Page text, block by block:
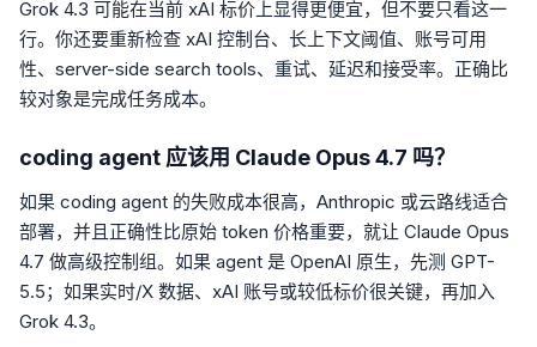
Grok 4.3 可能在当前 xAI 标价上显得更便宜，但不要只看这一
行。你还要重新检查 xAI 控制台、长上下文阈值、账号可用
性、server-side search tools、重试、延迟和接受率。正确比
较对象是完成任务成本。
coding agent 应该用 Claude Opus 4.7 吗？
如果 coding agent 的失败成本很高，Anthropic 或云路线适合
部署，并且正确性比原始 token 价格重要，就让 Claude Opus
4.7 做高级控制组。如果 agent 是 OpenAI 原生，先测 GPT-
5.5；如果实时/X 数据、xAI 账号或较低标价很关键，再加入
Grok 4.3。